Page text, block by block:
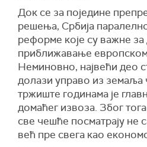
Док се за поједине
решења, Србија
реформе које су важне
приближавање
Неминовно, највећи део
долази управо из земаља
тржиште годинама је
домаћег извоза. Због
све чешће посматрају не
већ пре свега као